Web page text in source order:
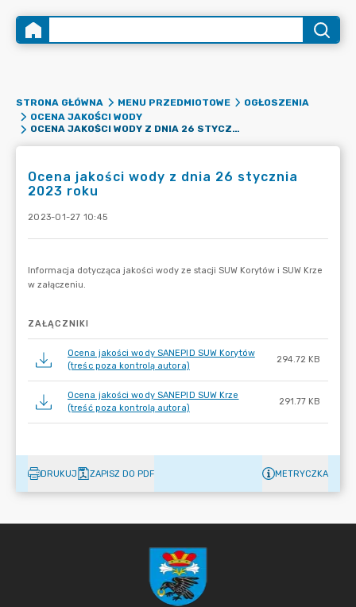
STRONA GŁÓWNA MENU PRZEDMIOTOWE
OGŁOSZENIA
OCENA JAKOŚCI WODY
OCENA JAKOŚCI WODY Z DNIA 26 STYCZNIA 2023 ROKU
Ocena jakości wody z dnia 26 stycznia
2023 roku
2023-01-27 10:45
ZAŁĄCZNIKI
Ocena jakości wody SANEPID SUW Korytów
(treśc poza kontrolą autora)
294.72 KB
Ocena jakości wody SANEPID SUW Krze
(treść poza kontrolą autora)
291.77 KB
DRUKUJ ZAPISZ DO PDF METRYCZKA